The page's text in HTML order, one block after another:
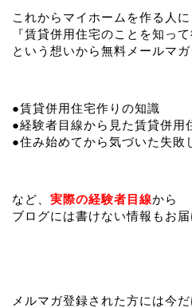
これからマイホームを作る人に
『賃貸併用住宅のことを知って
という想いから無料メールマガ
●賃貸併用住宅作りの知識
●経験者目線から見た賃貸併用
●住み始めてから気づいた失敗
など、 実際の経験者目線から
ブログには書けない情報もお届
メルマガ登録された方には今だ